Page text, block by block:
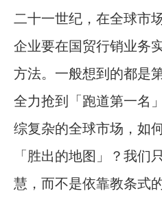
二十一世纪，在全球市
企业要在国贸行销业务
方法。一般想到的都是
全力抢到「跑道第一名
综复杂的全球市场，如
「胜出的地图」？我们
慧，而不是依靠教条式